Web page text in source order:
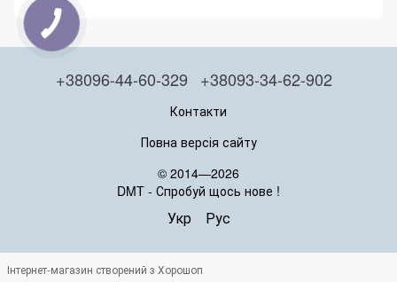
+38096-44-60-329 +38093-34-62-902
Контакти
Повна версія сайту
© 2014—2026
DMT - Спробуй щось нове !
Укр Рус
Інтернет-магазин створений з Хорошоп